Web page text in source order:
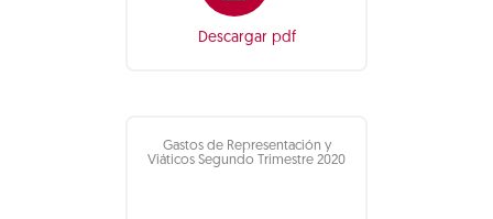
Descargar pdf
Gastos de Representación y
Viáticos Segundo Trimestre 2020